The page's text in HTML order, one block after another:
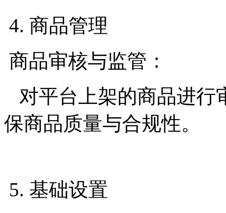
4. 商品管理
商品审核与监管：
对平台上架的商品进行
保商品质量与合规性。
5. 基础设置